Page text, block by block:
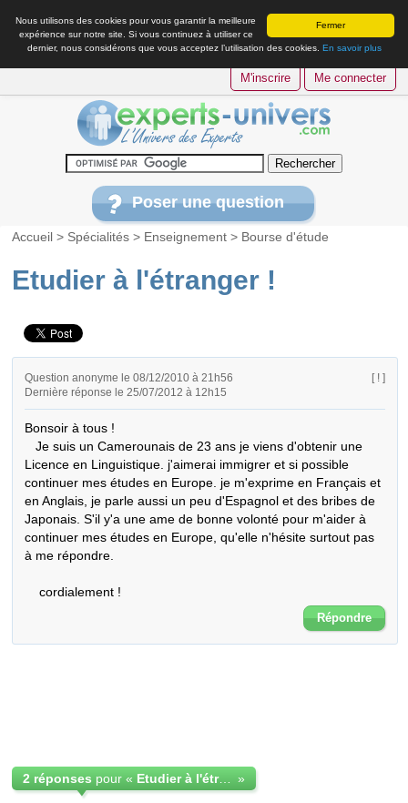
Fermer
Nous utilisons des cookies pour vous garantir la meilleure
expérience sur notre site. Si vous continuez à utiliser ce
dernier, nous considérons que vous acceptez l’utilisation des cookies. En savoir plus
M'inscrire Me connecter
Poser une question
Accueil > Spécialités > Enseignement > Bourse d'étude
Etudier à l'étranger !
Question anonyme le 08/12/2010 à 21h56
Dernière réponse le 25/07/2012 à 12h15
[ ! ]
Bonsoir à tous !
   Je suis un Camerounais de 23 ans je viens d'obtenir une
Licence en Linguistique. j'aimerai immigrer et si possible
continuer mes études en Europe. je m'exprime en Français et
en Anglais, je parle aussi un peu d'Espagnol et des bribes de
Japonais. S'il y'a une ame de bonne volonté pour m'aider à
continuer mes études en Europe, qu'elle n'hésite surtout pas
à me répondre.
    cordialement !
Répondre
2 réponses pour « Etudier à l'étranger ! »